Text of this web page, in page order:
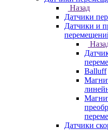
Назад
Датчики
Датчики и
Balluff
Датчики